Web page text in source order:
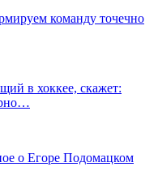
команду точечно
в хоккее, скажет:
о Егоре Подомацком